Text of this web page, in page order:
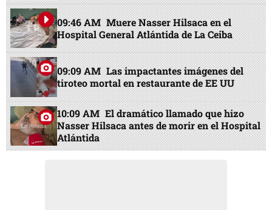
09:46 AM Muere Nasser Hilsaca en el
Hospital General Atlántida de La Ceiba
09:09 AM Las impactantes imágenes del
tiroteo mortal en restaurante de EE UU
10:09 AM El dramático llamado que hizo
Nasser Hilsaca antes de morir en el Hospital
Atlántida